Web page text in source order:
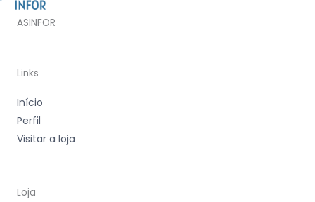
ASINFOR
Links
Início
Perfil
Visitar a loja
Loja